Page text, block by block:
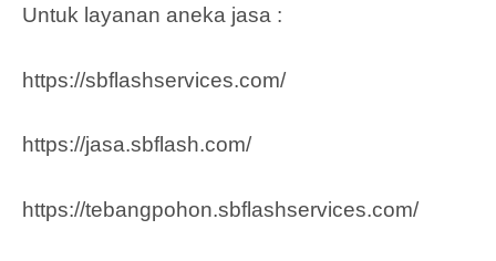
Untuk layanan aneka jasa :
https://sbflashservices.com/
https://jasa.sbflash.com/
https://tebangpohon.sbflashservices.com/